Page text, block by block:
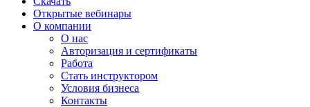
Открытые вебинары
О компании
О нас
Авторизация и сертификаты
Работа
Стать инструктором
Условия бизнеса
Контакты